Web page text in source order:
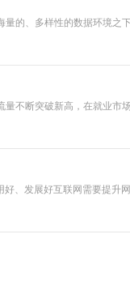
的、多样性的数据环境之
不断突破新高，在就业市
、发展好互联网需要提升